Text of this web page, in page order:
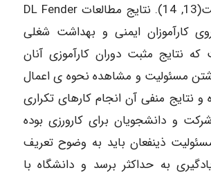
حرفه‌ای بوده است(13, 14). نتایج مطالعات DL Fender
کارآموزان ایمنی و بهداشت شغلی
نتایج مثبت دوران کارآموزی آنان
مسئولیت و مشاهده نحوه‌ ی اعمال
و نتایج منفی آن انجام کارهای تکراری
و دانشجویان برای کارورزی بوده
ذینفعان باید به وضوح تعریف
به حداکثر برسد و دانشگاه با